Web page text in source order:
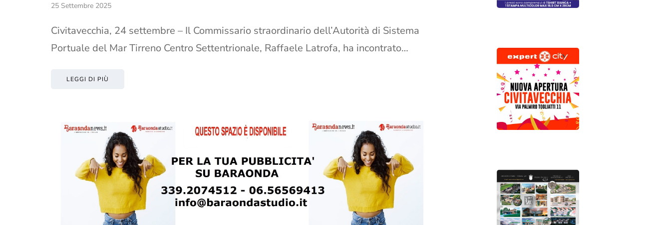
25 Settembre 2025
Civitavecchia, 24 settembre – Il Commissario straordinario dell’Autorità di Sistema
Portuale del Mar Tirreno Centro Settentrionale, Raffaele Latrofa, ha incontrato…
LEGGI DI PIÙ